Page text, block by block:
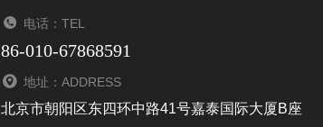
电话：TEL
86-010-67868591
地址：ADDRESS
北京市朝阳区东四环中路41号嘉泰国际大厦B座